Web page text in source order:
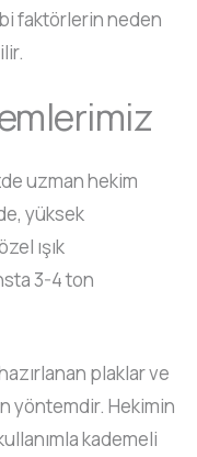
faktörlerin neden
uzman hekim
yüksek
ışık
3-4 ton
plaklar ve
yöntemdir. Hekimin
kademeli